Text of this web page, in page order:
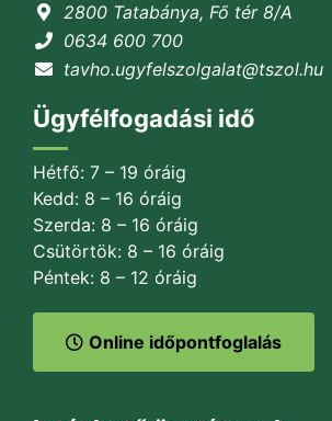
2800 Tatabánya, Fő tér 8/A
0634 600 700
tavho.ugyfelszolgalat@tszol.hu
Ügyfélfogadási idő
Hétfő: 7 – 19 óráig
Kedd: 8 – 16 óráig
Szerda: 8 – 16 óráig
Csütörtök: 8 – 16 óráig
Péntek: 8 – 12 óráig
Online időpontfoglalás